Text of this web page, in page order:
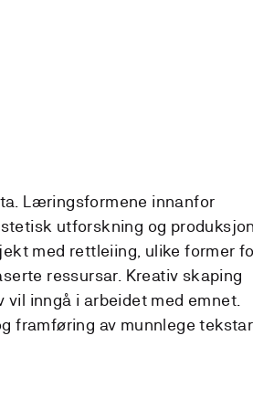
Læringsformene innanfor
utforskning og produksjon,
med rettleiing, ulike former
ressursar. Kreativ skaping
inngå i arbeidet med emnet.
framføring av munnlege tekstar